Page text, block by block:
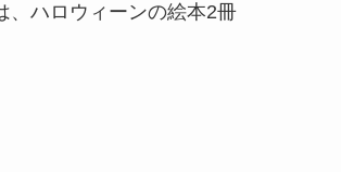
、ハロウィーンの絵本2冊